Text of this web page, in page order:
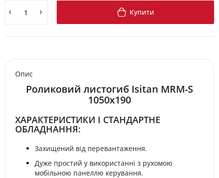
Купити
Опис
Роликовий листогиб Isitan MRM-S
1050x190
ХАРАКТЕРИСТИКИ І СТАНДАРТНЕ
ОБЛАДНАННЯ:
Захищений від перевантаження.
Дуже простий у використанні з рухомою
мобільною панеллю керування.